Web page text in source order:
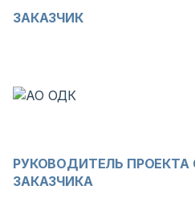
ЗАКАЗЧИК
РУКОВОДИТЕЛЬ
ЗАКАЗЧИКА